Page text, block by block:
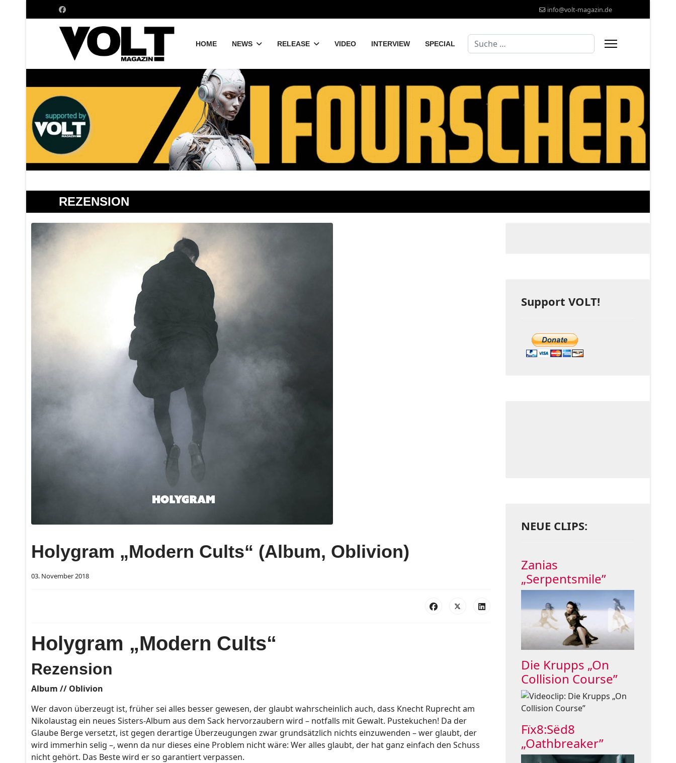
info@volt-magazin.de
HOME NEWS RELEASE VIDEO INTERVIEW SPECIAL Suchen
REZENSION
Holygram „Modern Cults“ (Album, Oblivion)
03. November 2018
Holygram „Modern Cults“
Rezension
Album // Oblivion
Wer davon überzeugt ist, früher sei alles besser gewesen, der glaubt wahrscheinlich auch, dass Knecht Ruprecht am
Nikolaustag ein neues Sisters-Album aus dem Sack hervorzaubern wird – notfalls mit Gewalt. Pustekuchen! Da der
Glaube Berge versetzt, ist gegen derartige Überzeugungen zwar grundsätzlich nichts einzuwenden – wer glaubt, der
wird immerhin selig –, wenn da nur dieses eine Problem nicht wäre: Wer alles glaubt, der hat ganz einfach den Schuss
nicht gehört. Das Beste wird er so garantiert verpassen.
Support VOLT!
NEUE CLIPS:
Zanias
„Serpentsmile”
Die Krupps „On
Collision Course”
Fïx8:Sëd8
„Oathbreaker”